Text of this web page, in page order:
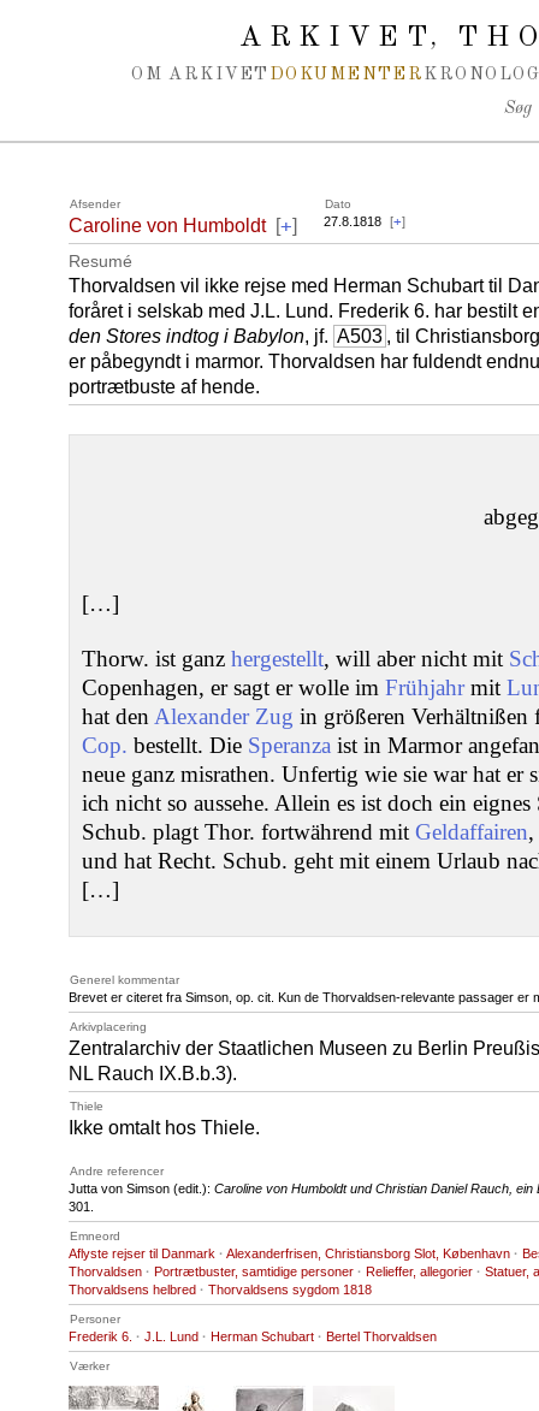
ARKIVET,
OM ARKIVET DOKUMENTER
Søg
Afsender Dato
Caroline von Humboldt [+] 27.8.1818 [+]
Resumé
Thorvaldsen vil ikke rejse med Herman Schubart til
foråret i selskab med J.L. Lund. Frederik 6. har bestilt
den Stores indtog i Babylon, jf. A503 , til
er påbegyndt i marmor. Thorvaldsen har fuldendt
portrætbuste af hende.
[…]
Thorw. ist ganz hergestellt, will aber nicht mit
Copenhagen, er sagt er wolle im Frühjahrmit
hat den Alexander Zug in größeren
Cop. bestellt. Die Speranza ist in Marmor
neue ganz misrathen. Unfertig wie sie war hat er
ich nicht so aussehe. Allein es ist doch ein
Schub. plagt Thor. fortwährend mit Geldaffairen
und hat Recht. Schub. geht mit einem Urlaub
[…]
Generel kommentar
Brevet er citeret fra Simson, op. cit. Kun de Thorvaldsen-relevante passager er
Arkivplacering
Zentralarchiv der Staatlichen Museen zu Berlin
NL Rauch IX.B.b.3).
Thiele
Ikke omtalt hos Thiele.
Andre referencer
Jutta von Simson (edit.): Caroline von Humboldt und Christian Daniel Rauch, ein
301.
Emneord
Aflyste rejser til Danmark · Alexanderfrisen, Christiansborg Slot, København ·
Thorvaldsen · Portrætbuster, samtidige personer · Relieffer, allegorier · Statuer,
Thorvaldsens helbred · Thorvaldsens sygdom 1818
Personer
Frederik 6. · J.L. Lund · Herman Schubart · Bertel Thorvaldsen
Værker